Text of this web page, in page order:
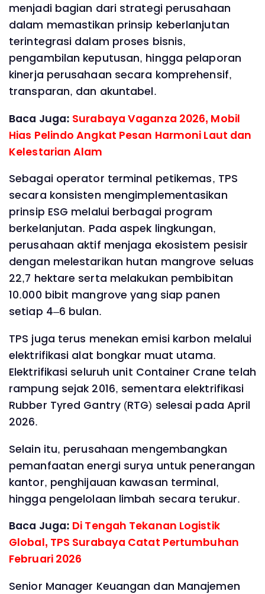
menjadi bagian dari strategi perusahaan
dalam memastikan prinsip keberlanjutan
terintegrasi dalam proses bisnis,
pengambilan keputusan, hingga pelaporan
kinerja perusahaan secara komprehensif,
transparan, dan akuntabel.
Baca Juga: Surabaya Vaganza 2026, Mobil
Hias Pelindo Angkat Pesan Harmoni Laut dan
Kelestarian Alam
Sebagai operator terminal petikemas, TPS
secara konsisten mengimplementasikan
prinsip ESG melalui berbagai program
berkelanjutan. Pada aspek lingkungan,
perusahaan aktif menjaga ekosistem pesisir
dengan melestarikan hutan mangrove seluas
22,7 hektare serta melakukan pembibitan
10.000 bibit mangrove yang siap panen
setiap 4–6 bulan.
TPS juga terus menekan emisi karbon melalui
elektrifikasi alat bongkar muat utama.
Elektrifikasi seluruh unit Container Crane telah
rampung sejak 2016, sementara elektrifikasi
Rubber Tyred Gantry (RTG) selesai pada April
2026.
Selain itu, perusahaan mengembangkan
pemanfaatan energi surya untuk penerangan
kantor, penghijauan kawasan terminal,
hingga pengelolaan limbah secara terukur.
Baca Juga: Di Tengah Tekanan Logistik
Global, TPS Surabaya Catat Pertumbuhan
Februari 2026
Senior Manager Keuangan dan Manajemen